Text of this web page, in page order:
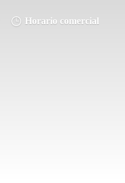
Horario comercial